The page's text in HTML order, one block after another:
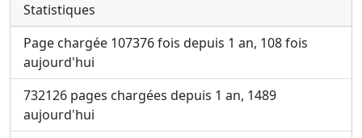
Statistiques
Page chargée 107376 fois depuis 1 an, 108 fois
aujourd'hui
732126 pages chargées depuis 1 an, 1489
aujourd'hui